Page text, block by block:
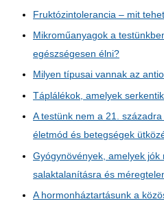
Fruktózintolerancia – mit
Mikroműanyagok a
egészségesen élni?
Milyen típusai vannak az
Táplálékok, amelyek
A testünk nem a 21.
életmód és betegségek
Gyógynövények, amelyek jók
salaktalanításra és
A hormonháztartásunk a